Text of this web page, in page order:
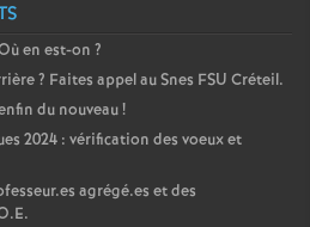
s
T
o
en est-on ?
? Faites appel au Snes FSU Créteil.
du nouveau!
2024 : vérification des voeux et
agrégé.es et des